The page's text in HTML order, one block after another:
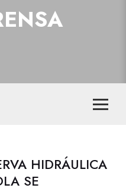
HIDRÁULICA
SE